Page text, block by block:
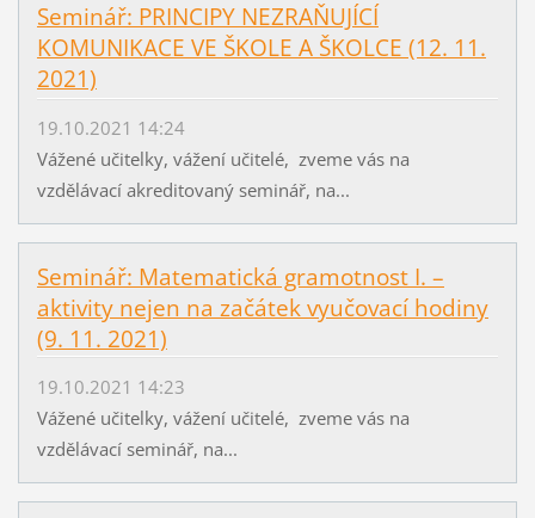
Seminář: PRINCIPY NEZRAŇUJÍCÍ
KOMUNIKACE VE ŠKOLE A ŠKOLCE (12. 11.
2021)
19.10.2021 14:24
Vážené učitelky, vážení učitelé, zveme vás na
vzdělávací akreditovaný seminář, na...
Seminář: Matematická gramotnost I. –
aktivity nejen na začátek vyučovací hodiny
(9. 11. 2021)
19.10.2021 14:23
Vážené učitelky, vážení učitelé, zveme vás na
vzdělávací seminář, na...